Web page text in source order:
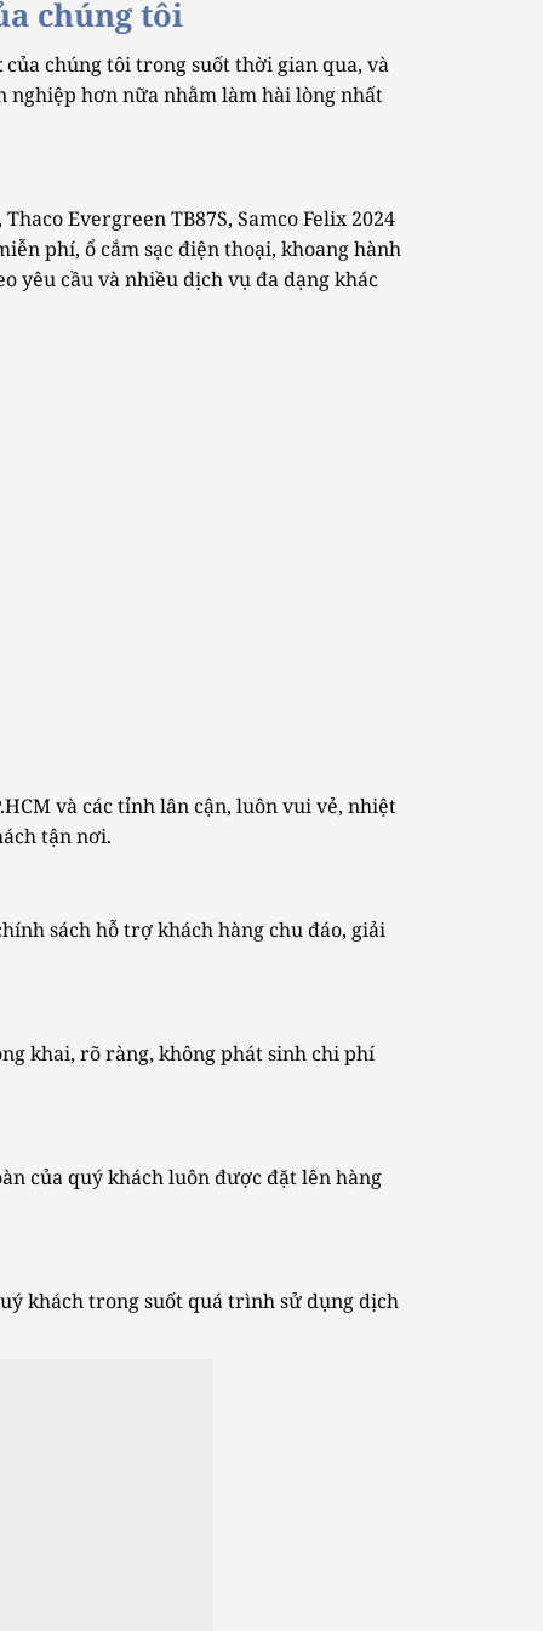
chúng tôi
của chúng tôi trong suốt thời gian qua, và
hơn nữa nhằm làm hài lòng nhất
Evergreen TB87S, Samco Felix 2024
phí, ổ cắm sạc điện thoại, khoang hành
yêu cầu và nhiều dịch vụ đa dạng khác
và các tỉnh lân cận, luôn vui vẻ, nhiệt
tận nơi.
sách hỗ trợ khách hàng chu đáo, giải
khai, rõ ràng, không phát sinh chi phí
của quý khách luôn được đặt lên hàng
khách trong suốt quá trình sử dụng dịch